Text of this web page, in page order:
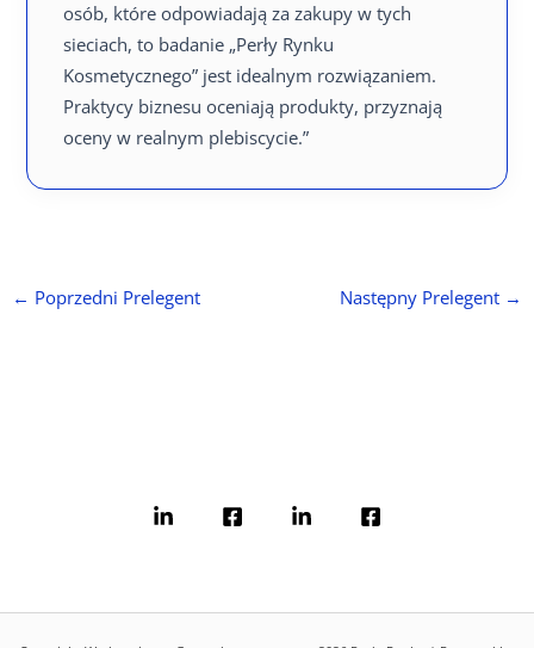
osób, które odpowiadają za zakupy w tych
sieciach, to badanie „Perły Rynku
Kosmetycznego” jest idealnym rozwiązaniem.
Praktycy biznesu oceniają produkty, przyznają
oceny w realnym plebiscycie.”
← Poprzedni Prelegent Następny Prelegent →